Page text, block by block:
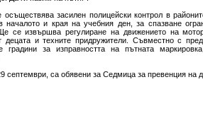
засилен полицейски контрол в
началото и края на учебния ден, за спазване
се извършва регулиране на движението на
децата и техните придружители. Съвместно с
за изправността на пътната
септември, са обявени за Седмица за превенция на